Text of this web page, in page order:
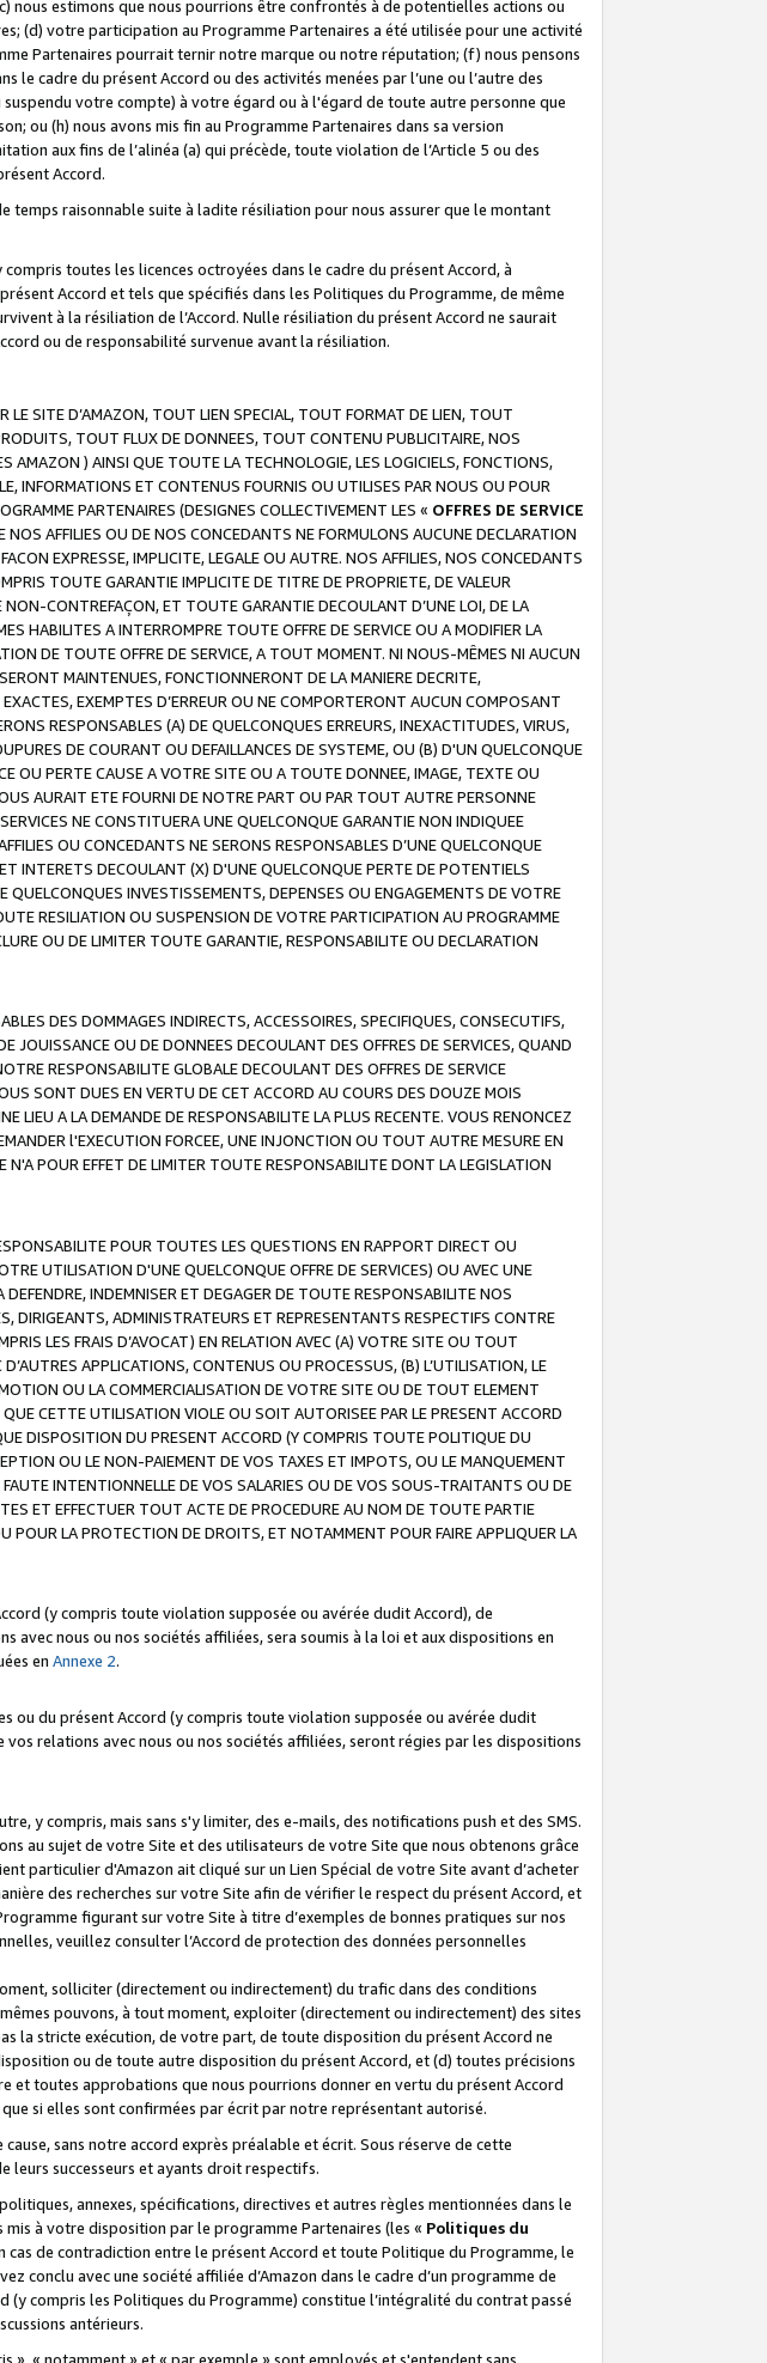
estimons que nous pourrions être confrontés à de potentielles actions ou
(d) votre participation au Programme Partenaires a été utilisée pour une activité
Partenaires pourrait ternir notre marque ou notre réputation; (f) nous pensons
cadre du présent Accord ou des activités menées par l’une ou l’autre des
votre compte) à votre égard ou à l'égard de toute autre personne que
ou (h) nous avons mis fin au Programme Partenaires dans sa version
aux fins de l’alinéa (a) qui précède, toute violation de l’Article 5 ou des
Accord.
temps raisonnable suite à ladite résiliation pour nous assurer que le montant
toutes les licences octroyées dans le cadre du présent Accord, à
Accord et tels que spécifiés dans les Politiques du Programme, de même
à la résiliation de l’Accord. Nulle résiliation du présent Accord ne saurait
ou de responsabilité survenue avant la résiliation.
LE SITE D’AMAZON, TOUT LIEN SPECIAL, TOUT FORMAT DE LIEN, TOUT
TOUT FLUX DE DONNEES, TOUT CONTENU PUBLICITAIRE, NOS
AMAZON ) AINSI QUE TOUTE LA TECHNOLOGIE, LES LOGICIELS, FONCTIONS,
INFORMATIONS ET CONTENUS FOURNIS OU UTILISES PAR NOUS OU POUR
PARTENAIRES (DESIGNES COLLECTIVEMENT LES « OFFRES DE SERVICE
AFFILIES OU DE NOS CONCEDANTS NE FORMULONS AUCUNE DECLARATION
EXPRESSE, IMPLICITE, LEGALE OU AUTRE. NOS AFFILIES, NOS CONCEDANTS
TOUTE GARANTIE IMPLICITE DE TITRE DE PROPRIETE, DE VALEUR
CONTREFAÇON, ET TOUTE GARANTIE DECOULANT D’UNE LOI, DE LA
HABILITES A INTERROMPRE TOUTE OFFRE DE SERVICE OU A MODIFIER LA
DE TOUTE OFFRE DE SERVICE, A TOUT MOMENT. NI NOUS-MÊMES NI AUCUN
MAINTENUES, FONCTIONNERONT DE LA MANIERE DECRITE,
EXEMPTES D’ERREUR OU NE COMPORTERONT AUCUN COMPOSANT
RESPONSABLES (A) DE QUELCONQUES ERREURS, INEXACTITUDES, VIRUS,
DE COURANT OU DEFAILLANCES DE SYSTEME, OU (B) D'UN QUELCONQUE
OU PERTE CAUSE A VOTRE SITE OU A TOUTE DONNEE, IMAGE, TEXTE OU
AURAIT ETE FOURNI DE NOTRE PART OU PAR TOUT AUTRE PERSONNE
NE CONSTITUERA UNE QUELCONQUE GARANTIE NON INDIQUEE
OU CONCEDANTS NE SERONS RESPONSABLES D’UNE QUELCONQUE
INTERETS DECOULANT (X) D'UNE QUELCONQUE PERTE DE POTENTIELS
QUELCONQUES INVESTISSEMENTS, DEPENSES OU ENGAGEMENTS DE VOTRE
RESILIATION OU SUSPENSION DE VOTRE PARTICIPATION AU PROGRAMME
OU DE LIMITER TOUTE GARANTIE, RESPONSABILITE OU DECLARATION
DES DOMMAGES INDIRECTS, ACCESSOIRES, SPECIFIQUES, CONSECUTIFS,
JOUISSANCE OU DE DONNEES DECOULANT DES OFFRES DE SERVICES, QUAND
RESPONSABILITE GLOBALE DECOULANT DES OFFRES DE SERVICE
SONT DUES EN VERTU DE CET ACCORD AU COURS DES DOUZE MOIS
LIEU A LA DEMANDE DE RESPONSABILITE LA PLUS RECENTE. VOUS RENONCEZ
l'EXECUTION FORCEE, UNE INJONCTION OU TOUT AUTRE MESURE EN
POUR EFFET DE LIMITER TOUTE RESPONSABILITE DONT LA LEGISLATION
POUR TOUTES LES QUESTIONS EN RAPPORT DIRECT OU
UTILISATION D'UNE QUELCONQUE OFFRE DE SERVICES) OU AVEC UNE
INDEMNISER ET DEGAGER DE TOUTE RESPONSABILITE NOS
DIRIGEANTS, ADMINISTRATEURS ET REPRESENTANTS RESPECTIFS CONTRE
LES FRAIS D’AVOCAT) EN RELATION AVEC (A) VOTRE SITE OU TOUT
APPLICATIONS, CONTENUS OU PROCESSUS, (B) L’UTILISATION, LE
OU LA COMMERCIALISATION DE VOTRE SITE OU DE TOUT ELEMENT
CETTE UTILISATION VIOLE OU SOIT AUTORISEE PAR LE PRESENT ACCORD
DISPOSITION DU PRESENT ACCORD (Y COMPRIS TOUTE POLITIQUE DU
OU LE NON-PAIEMENT DE VOS TAXES ET IMPOTS, OU LE MANQUEMENT
INTENTIONNELLE DE VOS SALARIES OU DE VOS SOUS-TRAITANTS OU DE
ET EFFECTUER TOUT ACTE DE PROCEDURE AU NOM DE TOUTE PARTIE
POUR LA PROTECTION DE DROITS, ET NOTAMMENT POUR FAIRE APPLIQUER LA
(y compris toute violation supposée ou avérée dudit Accord), de
nous ou nos sociétés affiliées, sera soumis à la loi et aux dispositions en
en Annexe 2.
ou du présent Accord (y compris toute violation supposée ou avérée dudit
relations avec nous ou nos sociétés affiliées, seront régies par les dispositions
y compris, mais sans s'y limiter, des e-mails, des notifications push et des SMS.
au sujet de votre Site et des utilisateurs de votre Site que nous obtenons grâce
particulier d'Amazon ait cliqué sur un Lien Spécial de votre Site avant d’acheter
des recherches sur votre Site afin de vérifier le respect du présent Accord, et
figurant sur votre Site à titre d’exemples de bonnes pratiques sur nos
veuillez consulter l’Accord de protection des données personnelles
solliciter (directement ou indirectement) du trafic dans des conditions
pouvons, à tout moment, exploiter (directement ou indirectement) des sites
la stricte exécution, de votre part, de toute disposition du présent Accord ne
ou de toute autre disposition du présent Accord, et (d) toutes précisions
et toutes approbations que nous pourrions donner en vertu du présent Accord
si elles sont confirmées par écrit par notre représentant autorisé.
sans notre accord exprès préalable et écrit. Sous réserve de cette
leurs successeurs et ayants droit respectifs.
annexes, spécifications, directives et autres règles mentionnées dans le
à votre disposition par le programme Partenaires (les « Politiques du
de contradiction entre le présent Accord et toute Politique du Programme, le
conclu avec une société affiliée d’Amazon dans le cadre d’un programme de
compris les Politiques du Programme) constitue l’intégralité du contrat passé
antérieurs.